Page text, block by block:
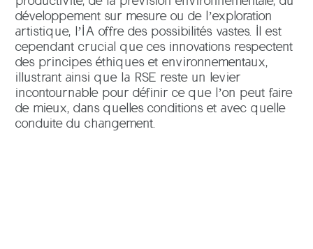
développement sur mesure ou de l’exploration
artistique, l’IA offre des possibilités vastes. Il est
cependant crucial que ces innovations respectent
des principes éthiques et environnementaux,
illustrant ainsi que la RSE reste un levier
incontournable pour définir ce que l’on peut faire
de mieux, dans quelles conditions et avec quelle
conduite du changement.